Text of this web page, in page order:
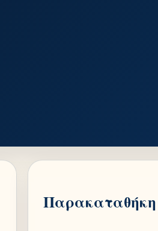
Παρακαταθήκη